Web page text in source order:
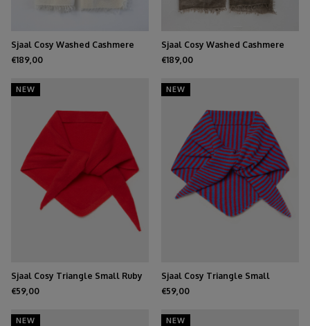
Sjaal Cosy Washed Cashmere
Creamy
€189,00
Sjaal Cosy Washed Cashmere
Mole
€189,00
NEW
Sjaal Cosy Triangle Small Ruby
€59,00
NEW
Sjaal Cosy Triangle Small
Azure/Ruby
€59,00
NEW NEW